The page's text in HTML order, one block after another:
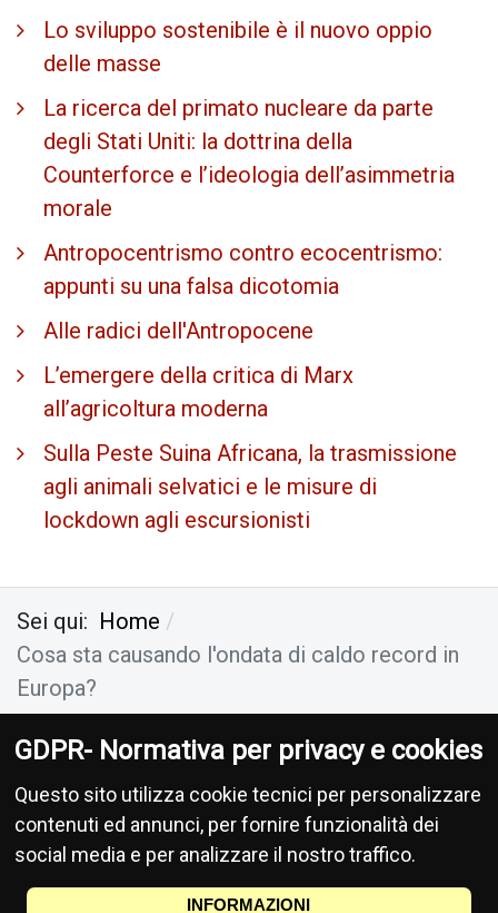
Lo sviluppo sostenibile è il nuovo oppio
delle masse
La ricerca del primato nucleare da parte
degli Stati Uniti: la dottrina della
Counterforce e l’ideologia dell’asimmetria
morale
Antropocentrismo contro ecocentrismo:
appunti su una falsa dicotomia
Alle radici dell'Antropocene
L’emergere della critica di Marx
all’agricoltura moderna
Sulla Peste Suina Africana, la trasmissione
agli animali selvatici e le misure di
lockdown agli escursionisti
Sei qui: Home
Cosa sta causando l'ondata di caldo record in
Europa?
Antropocene Ecologia Socialismo Privacy
Donazioni
Le informa­zioni di cui si occupa questo sito non hanno na­tura periodica, pertanto non
sono sog­gette alla normativa della legge 47/78, richiamata dalla leg­ge 62/­2001.
GDPR- Normativa per privacy e cookies
Questo sito utilizza cookie tecnici per personalizzare
contenuti ed annunci, per fornire funzionalità dei
social media e per analizzare il nostro traffico.
INFORMAZIONI